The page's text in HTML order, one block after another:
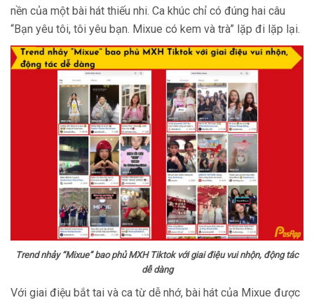
nền của một bài hát thiếu nhi. Ca khúc chỉ có đúng hai câu
“Bạn yêu tôi, tôi yêu bạn. Mixue có kem và trà” lặp đi lặp lại.
Trend nhảy “Mixue” bao phủ MXH Tiktok với giai điệu vui nhộn, động tác
dễ dàng
Với giai điệu bắt tai và ca từ dễ nhớ, bài hát của Mixue được